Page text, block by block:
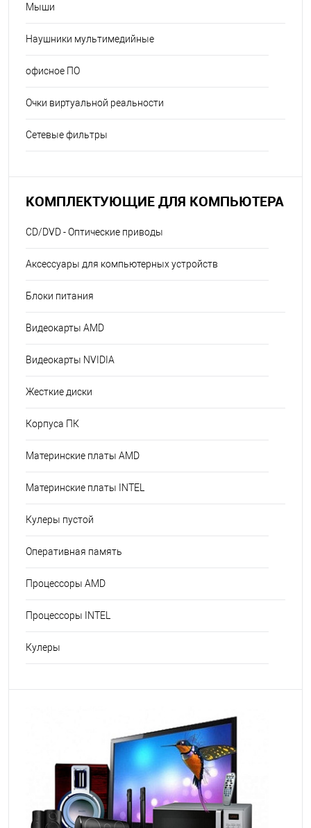
Мыши
Наушники мультимедийные
офисное ПО
Очки виртуальной реальности
Сетевые фильтры
КОМПЛЕКТУЮЩИЕ ДЛЯ КОМПЬЮТЕРА
CD/DVD - Оптические приводы
Аксессуары для компьютерных устройств
Блоки питания
Видеокарты AMD
Видеокарты NVIDIA
Жесткие диски
Корпуса ПК
Материнские платы AMD
Материнские платы INTEL
Кулеры пустой
Оперативная память
Процессоры AMD
Процессоры INTEL
Кулеры